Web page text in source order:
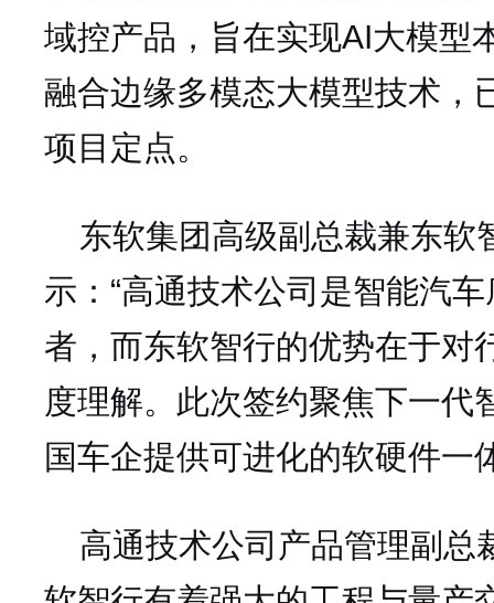
域控产品，旨在实现AI大模型
融合边缘多模态大模型技术，
项目定点。
东软集团高级副总裁兼东软
示：“高通技术公司是智能汽
者，而东软智行的优势在于对
度理解。此次签约聚焦下一代
国车企提供可进化的软硬件一
高通技术公司产品管理副总